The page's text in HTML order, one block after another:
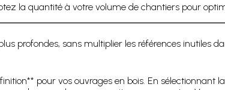
la quantité à votre volume de chantiers pour
profondes, sans multiplier les références inutiles
pour vos ouvrages en bois. En sélectionnant